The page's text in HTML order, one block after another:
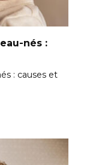
nés :
: causes et